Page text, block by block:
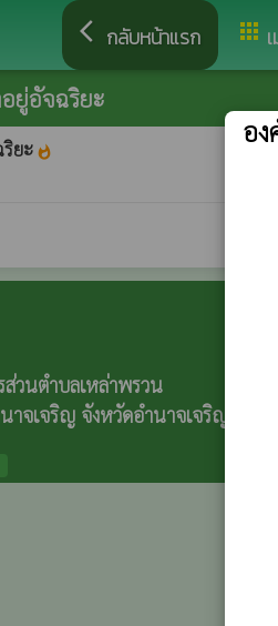
arrow_back_ios กลับหน้าแรก apps
ยู่อัจฉริยะ
ยะ whatshot
ส่วนตำบลเหล่าพรวน
นาจเจริญ จังหวัดอำนาจเจริญ
อ